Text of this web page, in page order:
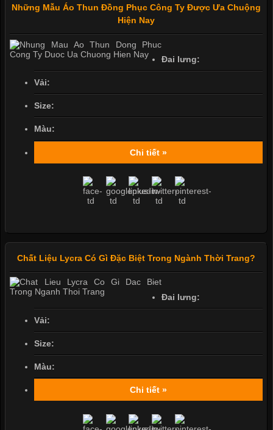
Những Mẫu Áo Thun Đồng Phục Công Ty Được Ưa Chuộng
Hiện Nay
Đai lưng:
Vải:
Size:
Màu:
Chi tiết »
Chất Liệu Lycra Có Gì Đặc Biệt Trong Ngành Thời Trang?
Đai lưng:
Vải:
Size:
Màu:
Chi tiết »